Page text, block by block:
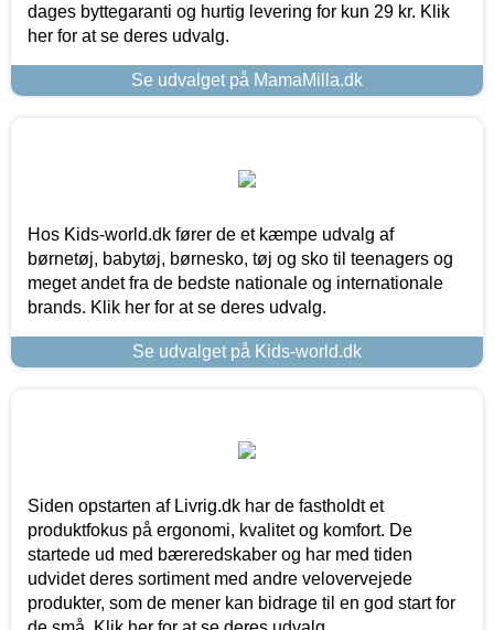
dages byttegaranti og hurtig levering for kun 29 kr. Klik
her for at se deres udvalg.
Se udvalget på MamaMilla.dk
Hos Kids-world.dk fører de et kæmpe udvalg af
børnetøj, babytøj, børnesko, tøj og sko til teenagers og
meget andet fra de bedste nationale og internationale
brands. Klik her for at se deres udvalg.
Se udvalget på Kids-world.dk
Siden opstarten af Livrig.dk har de fastholdt et
produktfokus på ergonomi, kvalitet og komfort. De
startede ud med bæreredskaber og har med tiden
udvidet deres sortiment med andre velovervejede
produkter, som de mener kan bidrage til en god start for